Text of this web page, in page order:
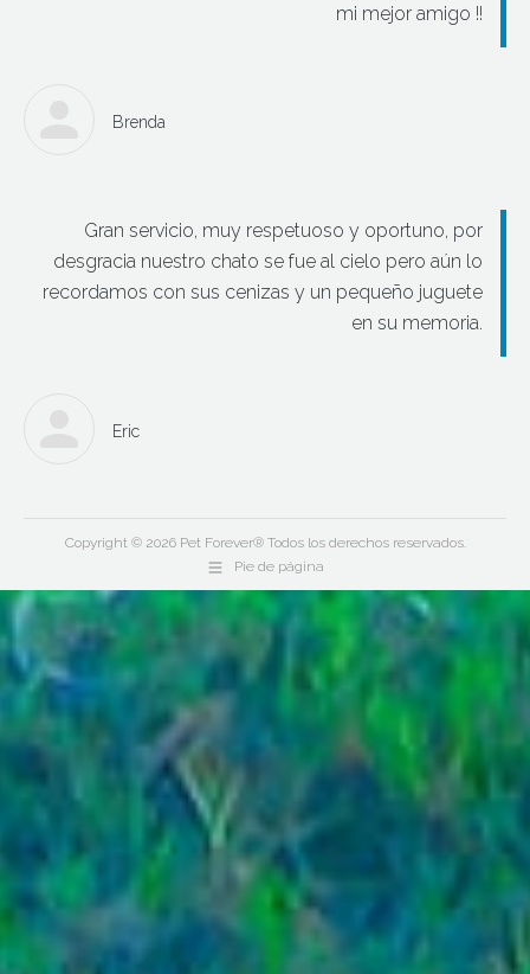
mi mejor amigo !!
Brenda
Gran servicio, muy respetuoso y oportuno, por
desgracia nuestro chato se fue al cielo pero aún lo
recordamos con sus cenizas y un pequeño juguete
en su memoria.
Eric
Copyright © 2026 Pet Forever® Todos los derechos reservados.
Pie de página